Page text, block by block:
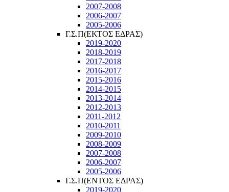
2007-2008
2006-2007
2005-2006
Γ.Σ.Π(ΕΚΤΟΣ ΕΔΡΑΣ)
2019-2020
2018-2019
2017-2018
2016-2017
2015-2016
2014-2015
2013-2014
2012-2013
2011-2012
2010-2011
2009-2010
2008-2009
2007-2008
2006-2007
2005-2006
Γ.Σ.Π(ΕΝΤΟΣ ΕΔΡΑΣ)
2019-2020